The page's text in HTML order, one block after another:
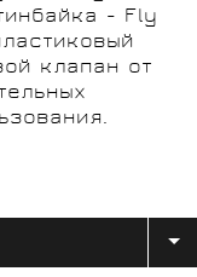
- Fly
клапан от